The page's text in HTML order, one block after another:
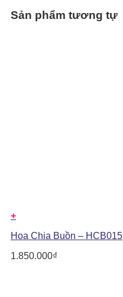
Sản phẩm tương tự
+
Hoa Chia Buồn – HCB015
1.850.000₫